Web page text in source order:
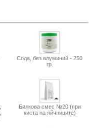
Сода, без алуминий - 250
гр.
Билкова смес №20 (при
киста на яйчниците)